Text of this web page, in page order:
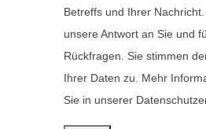
Betreffs und Ihrer
unsere Antwort an Sie und
Rückfragen. Sie stimmen
Ihrer Daten zu. Mehr
Sie in unserer